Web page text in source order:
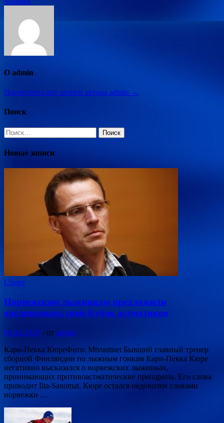
О admin
Посмотреть все записи автора admin →
Поиск
Найти:
Новые записи
Спорт
Норвежским лыжникам предложили
организовать свой Кубок астматиков
09.04.2019 - от admin
Кари-Пекка КюреФото: Mtvuutiset Бывший главный тренер
сборной Финляндии по лыжным гонкам Кари-Пекка Кюре
негативно высказался о норвежских лыжниках,
принимающих противоастматические препараты. Его слова
приводит Ilta-Sanomat. Кюре остался недоволен словами
норвежки …